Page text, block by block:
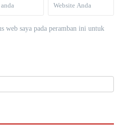
web saya pada peramban ini untuk